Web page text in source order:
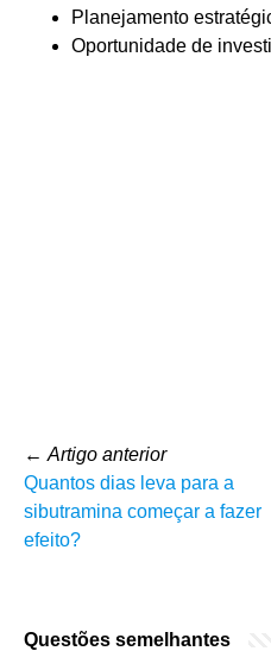
Planejamento
Oportunidade de
← Artigo anterior
Quantos dias leva para a
sibutramina começar a fazer
efeito?
Questões semelhantes